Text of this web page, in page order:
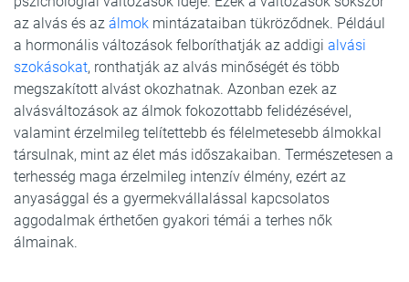
az alvás és az álmok mintázataiban tükröződnek. Például
a hormonális változások felboríthatják az addigi alvási
szokásokat, ronthatják az alvás minőségét és több
megszakított alvást okozhatnak. Azonban ezek az
alvásváltozások az álmok fokozottabb felidézésével,
valamint érzelmileg telítettebb és félelmetesebb álmokkal
társulnak, mint az élet más időszakaiban. Természetesen a
terhesség maga érzelmileg intenzív élmény, ezért az
anyasággal és a gyermekvállalással kapcsolatos
aggodalmak érthetően gyakori témái a terhes nők
álmainak.